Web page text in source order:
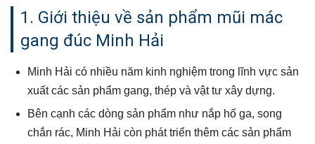
1. Giới thiệu về sản phẩm mũi mác
gang đúc Minh Hải
Minh Hải có nhiều năm kinh nghiệm trong lĩnh vực sản
xuất các sản phẩm gang, thép và vật tư xây dựng.
Bên cạnh các dòng sản phẩm như nắp hố ga, song
chắn rác, Minh Hải còn phát triển thêm các sản phẩm